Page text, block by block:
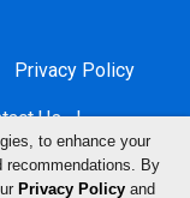
Privacy Policy
Us |
to enhance your
recommendations. By
Privacy Policyand